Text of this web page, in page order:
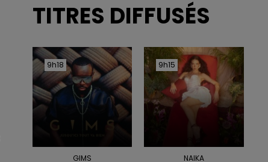
TITRES DIFFUSÉS
9h18
9h18
GIMS
9h15
9h15
NAIKA